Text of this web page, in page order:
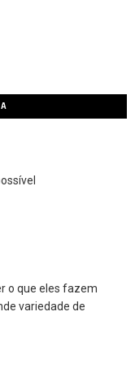
o que eles fazem
variedade de